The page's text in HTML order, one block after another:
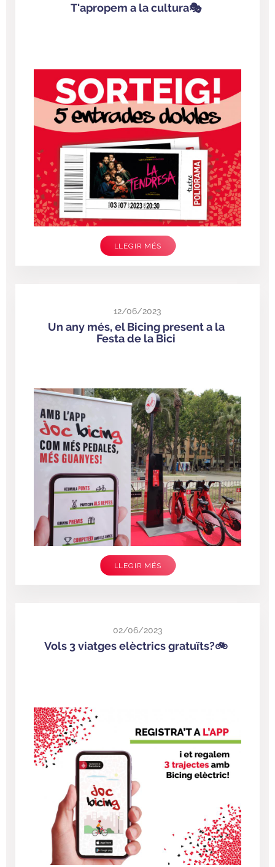
T'apropem a la cultura🎭
LLEGIR MÉS
12/06/2023
Un any més, el Bicing present a la
Festa de la Bici
LLEGIR MÉS
02/06/2023
Vols 3 viatges elèctrics gratuïts?🚲